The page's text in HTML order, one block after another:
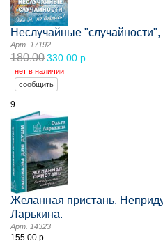
Неслучайные
Арт. 17192
180.00330.00 р.
нет в наличии
9
Желанная пристань.
Ларькина.
Арт. 14323
155.00 р.